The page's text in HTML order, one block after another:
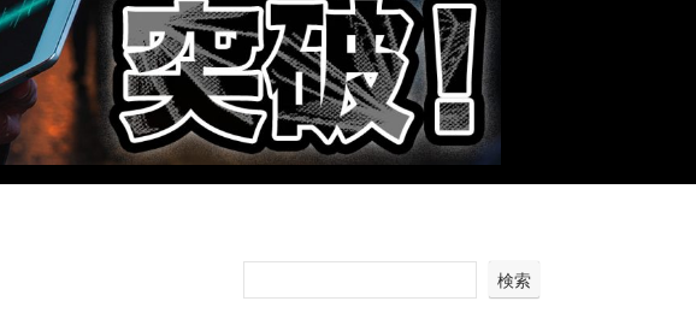
検索